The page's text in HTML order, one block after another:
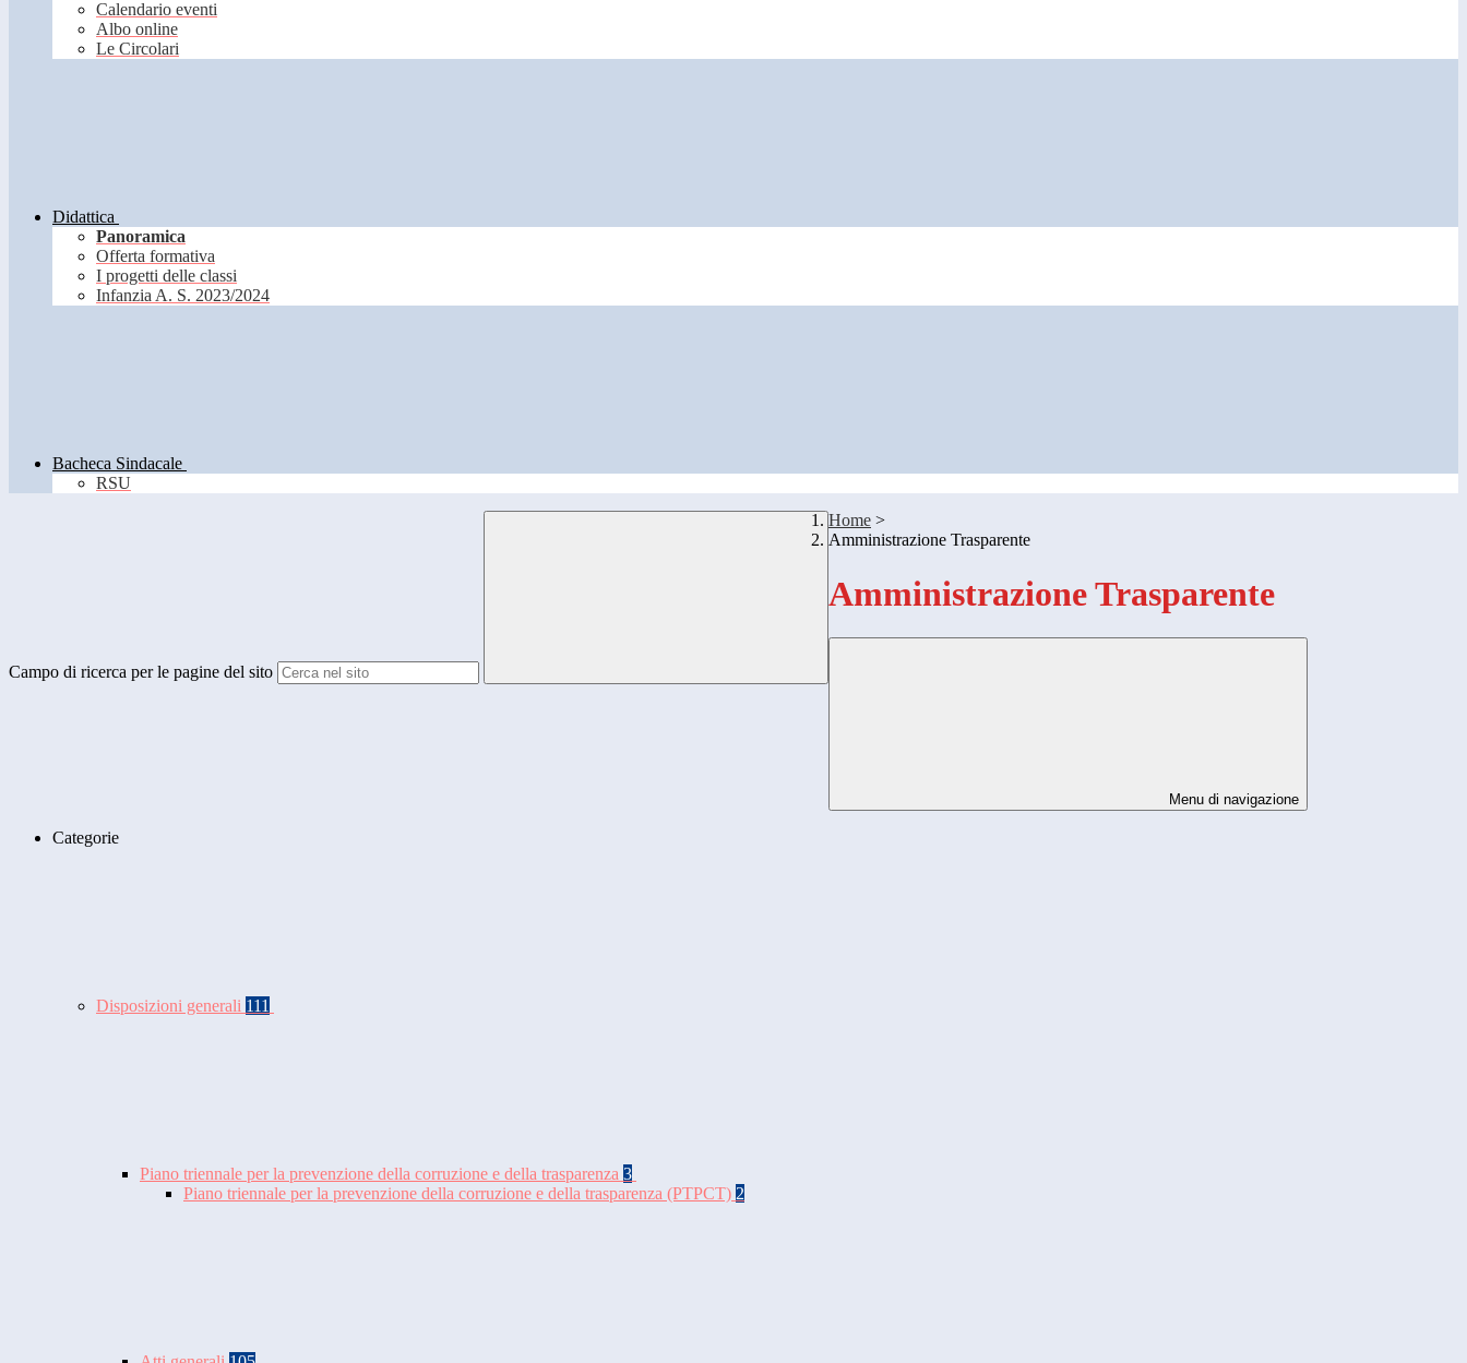
Calendario eventi
Albo online
Le Circolari
Didattica
Panoramica
Offerta formativa
I progetti delle classi
Infanzia A. S. 2023/2024
Bacheca Sindacale
RSU
Campo di ricerca per le pagine del sito
Home >
Amministrazione Trasparente
Amministrazione Trasparente
Menu di navigazione
Categorie
Disposizioni generali 111
Piano triennale per la prevenzione della corruzione e della trasparenza 3
Piano triennale per la prevenzione della corruzione e della trasparenza (PTPCT) 2